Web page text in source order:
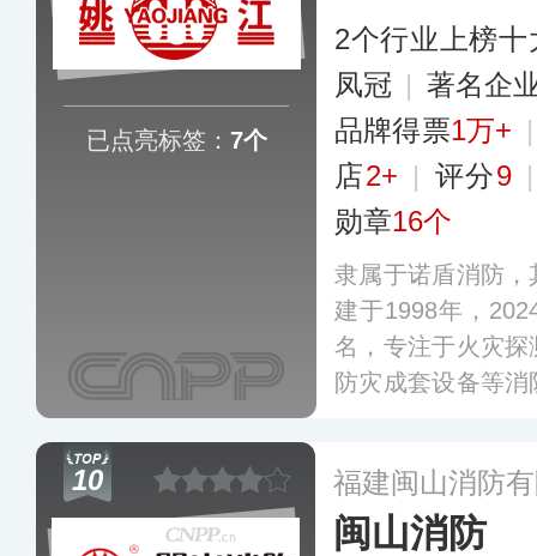
已点亮标签： 7个
2个行业上榜十
凤冠 | 著名企
品牌得票1万+
店2+ | 评分9
勋章16个
隶属于诺盾消防
建于1998年，
名，专注于火灾
防灾成套设备等
为客户提供一站
10 福建闽山消防
闽山消防